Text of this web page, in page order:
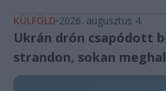
KÜLFÖLD 2026. augusztus 4.
Ukrán drón csapódott
strandon, sokan